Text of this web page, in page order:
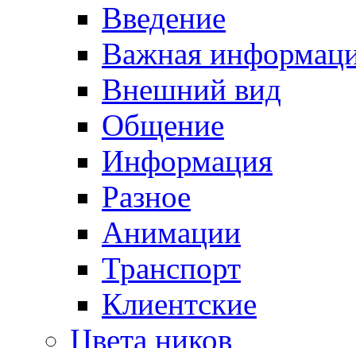
Введение
Важная
Внешний вид
Общение
Информация
Разное
Анимации
Транспорт
Клиентские
Цвета ников